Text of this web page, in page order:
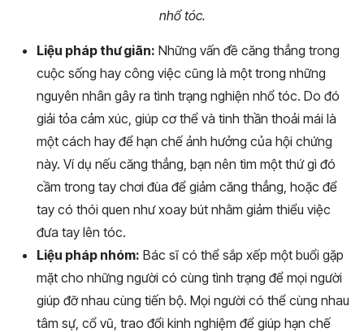
nhổ tóc.
Liệu pháp thư giãn: Những vấn đề căng thẳng trong
cuộc sống hay công việc cũng là một trong những
nguyên nhân gây ra tình trạng nghiện nhổ tóc. Do đó
giải tỏa cảm xúc, giúp cơ thể và tinh thần thoải mái là
một cách hay để hạn chế ảnh hưởng của hội chứng
này. Ví dụ nếu căng thẳng, bạn nên tìm một thứ gì đó
cầm trong tay chơi đùa để giảm căng thẳng, hoặc để
tay có thói quen như xoay bút nhằm giảm thiểu việc
đưa tay lên tóc.
Liệu pháp nhóm: Bác sĩ có thể sắp xếp một buổi gặp
mặt cho những người có cùng tình trạng để mọi người
giúp đỡ nhau cùng tiến bộ. Mọi người có thể cùng nhau
tâm sự, cổ vũ, trao đổi kinh nghiệm để giúp hạn chế